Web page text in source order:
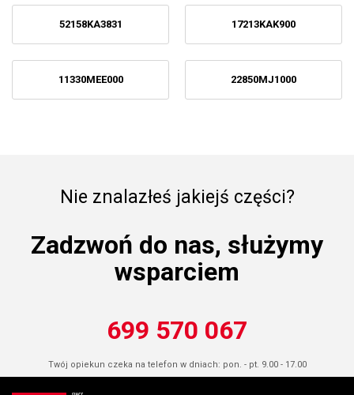
52158KA3831 17213KAK900
11330MEE000 22850MJ1000
Nie znalazłeś jakiejś części?
Zadzwoń do nas, służymy
wsparciem
699 570 067
Twój opiekun czeka na telefon w dniach: pon. - pt. 9.00 - 17.00